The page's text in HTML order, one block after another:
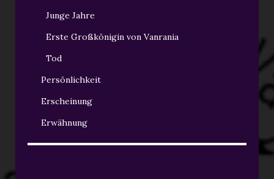
Junge Jahre
Erste Großkönigin von Vanrania
Tod
Persönlichkeit
Erscheinung
Erwähnung